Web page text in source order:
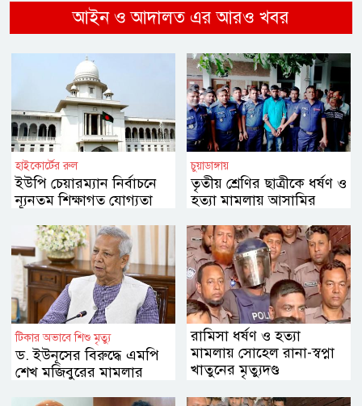
আইন ও আদালত এর আরও খবর
হাইকোর্টের রুল
ইউপি চেয়ারম্যান নির্বাচনে
ন্যূনতম শিক্ষাগত যোগ্যতা
চুয়াডাঙ্গায়
তৃতীয় শ্রেণির ছাত্রীকে ধর্ষণ ও
হত্যা মামলায় আসামির
টিকার অভাবে শিশু মৃত্যু
ড. ইউনূসের বিরুদ্ধে এমপি
শেখ মজিবুরের মামলার
রামিসা ধর্ষণ ও হত্যা
মামলায় সোহেল রানা-স্বপ্না
খাতুনের মৃত্যুদণ্ড